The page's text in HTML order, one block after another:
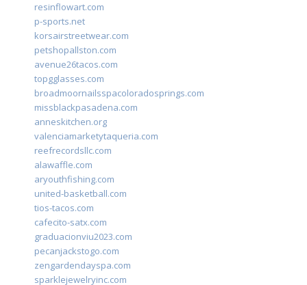
resinflowart.com
p-sports.net
korsairstreetwear.com
petshopallston.com
avenue26tacos.com
topgglasses.com
broadmoornailsspacoloradosprings.com
missblackpasadena.com
anneskitchen.org
valenciamarketytaqueria.com
reefrecordsllc.com
alawaffle.com
aryouthfishing.com
united-basketball.com
tios-tacos.com
cafecito-satx.com
graduacionviu2023.com
pecanjackstogo.com
zengardendayspa.com
sparklejewelryinc.com